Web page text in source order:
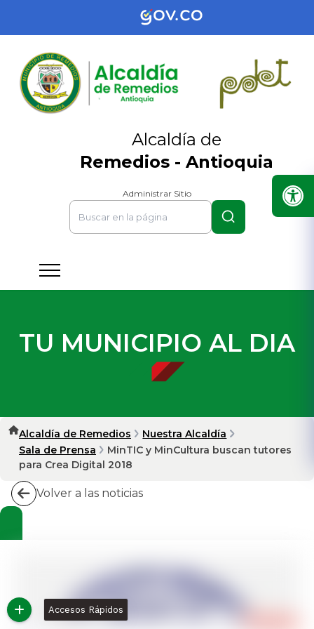
Alcaldía de
Remedios - Antioquia
Administrar Sitio
TU MUNICIPIO AL DIA
Alcaldía de Remedios
Nuestra Alcaldía
Sala de Prensa
MinTIC y MinCultura buscan tutores
para Crea Digital 2018
Volver a las noticias
Accesos Rápidos